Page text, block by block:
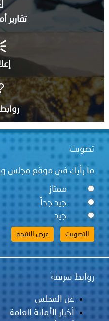
تقارير
تصويت
ما رأيك في موقع مجلس
ممتاز
جيد جداً
جيد
روابط سريعة
عن المجلس
أخبار الأمانة العامة